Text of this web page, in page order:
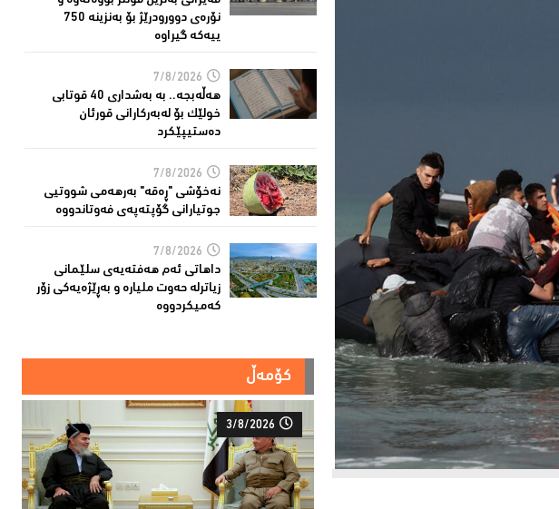
نۆرەی دوورودرێژ بۆ بەنزینە 750
ییەکە گیراوە
7/8/2026
هەڵەبجە.. بە بەشداری 40 قوتابی
خولێک بۆ لەبەرکارانى قورئان
دەستیپێکرد
7/8/2026
نەخۆشی "ڕەقە" بەرهەمی شووتیی
جوتیارانی گۆپتەپەى فەوتاندووە
7/8/2026
داهاتی ئەم هه‌فته‌یەی سلێمانی
زیاترلە حەوت ملیارە و بەڕێژەیەکى زۆر
کەمیکردووە
کۆمەڵ
3/8/2026